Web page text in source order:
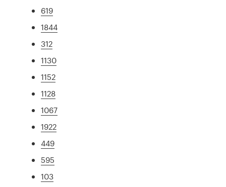
619
1844
312
1130
1152
1128
1067
1922
449
595
103